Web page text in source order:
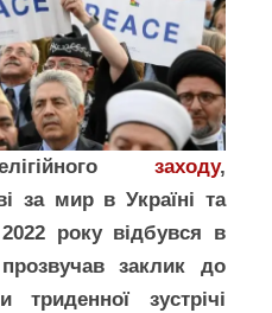
заходу,
за мир в Україні та
року відбувся в
заклик до
зустрічі